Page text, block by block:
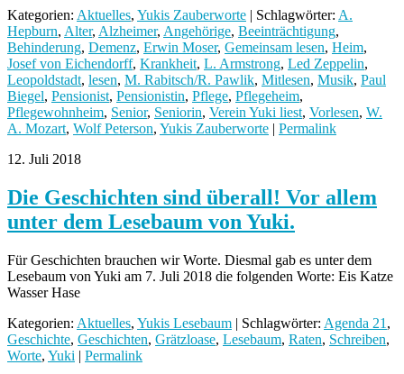
Kategorien: Aktuelles, Yukis Zauberworte | Schlagwörter: A.
Hepburn, Alter, Alzheimer, Angehörige, Beeinträchtigung,
Behinderung, Demenz, Erwin Moser, Gemeinsam lesen, Heim,
Josef von Eichendorff, Krankheit, L. Armstrong, Led Zeppelin,
Leopoldstadt, lesen, M. Rabitsch/R. Pawlik, Mitlesen, Musik, Paul
Biegel, Pensionist, Pensionistin, Pflege, Pflegeheim,
Pflegewohnheim, Senior, Seniorin, Verein Yuki liest, Vorlesen, W.
A. Mozart, Wolf Peterson, Yukis Zauberworte | Permalink
12. Juli 2018
Die Geschichten sind überall! Vor allem
unter dem Lesebaum von Yuki.
Für Geschichten brauchen wir Worte. Diesmal gab es unter dem
Lesebaum von Yuki am 7. Juli 2018 die folgenden Worte: Eis Katze
Wasser Hase
Kategorien: Aktuelles, Yukis Lesebaum | Schlagwörter: Agenda 21 ,
Geschichte, Geschichten, Grätzloase, Lesebaum, Raten, Schreiben,
Worte, Yuki | Permalink